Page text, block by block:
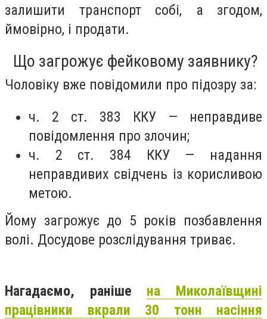
залишити транспорт собі, а згодом,
ймовірно, і продати.
Що загрожує фейковому заявнику?
Чоловіку вже повідомили про підозру за:
ч. 2 ст. 383 ККУ — неправдиве
повідомлення про злочин;
ч. 2 ст. 384 ККУ — надання
неправдивих свідчень із корисливою
метою.
Йому загрожує до 5 років позбавлення
волі. Досудове розслідування триває.
Нагадаємо, раніше на Миколаївщині
працівники вкрали 30 тонн насіння